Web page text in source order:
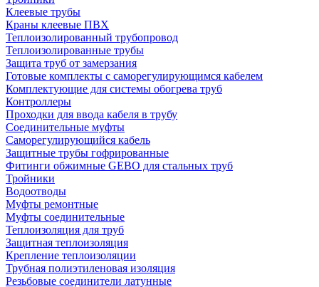
Клеевые трубы
Краны клеевые ПВХ
Теплоизолированный трубопровод
Теплоизолированные трубы
Защита труб от замерзания
Готовые комплекты с саморегулирующимся кабелем
Комплектующие для системы обогрева труб
Контроллеры
Проходки для ввода кабеля в трубу
Соединительные муфты
Саморегулирующийся кабель
Защитные трубы гофрированные
Фитинги обжимные GEBO для стальных труб
Тройники
Водоотводы
Муфты ремонтные
Муфты соединительные
Теплоизоляция для труб
Защитная теплоизоляция
Крепление теплоизоляции
Трубная полиэтиленовая изоляция
Резьбовые соединители латунные